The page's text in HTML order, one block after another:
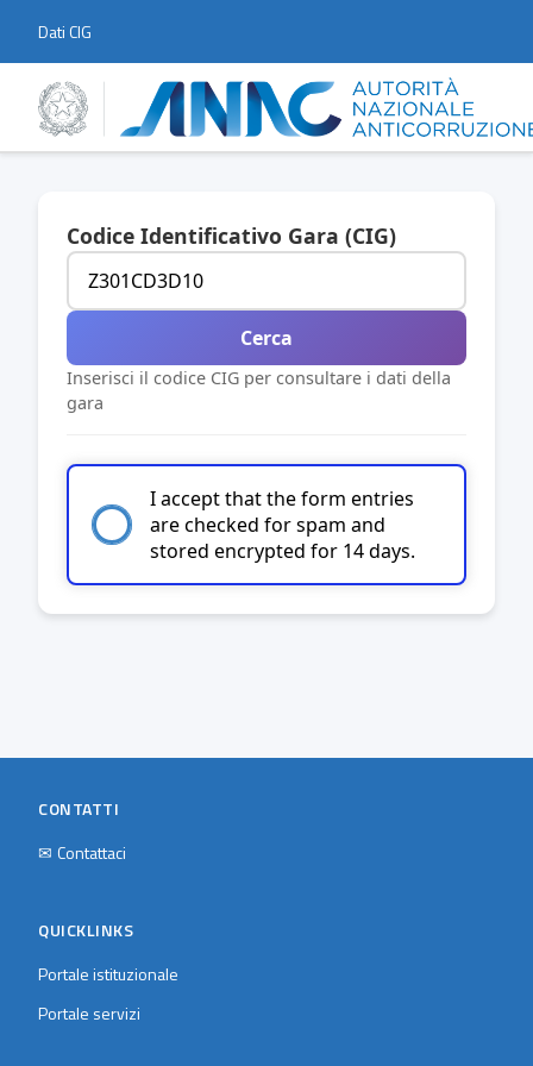
Dati CIG
Codice Identificativo Gara (CIG)
Cerca
Inserisci il codice CIG per consultare i dati della
gara
I accept that the form entries
are checked for spam and
stored encrypted for 14 days.
CONTATTI
✉ Contattaci
QUICKLINKS
Portale istituzionale
Portale servizi